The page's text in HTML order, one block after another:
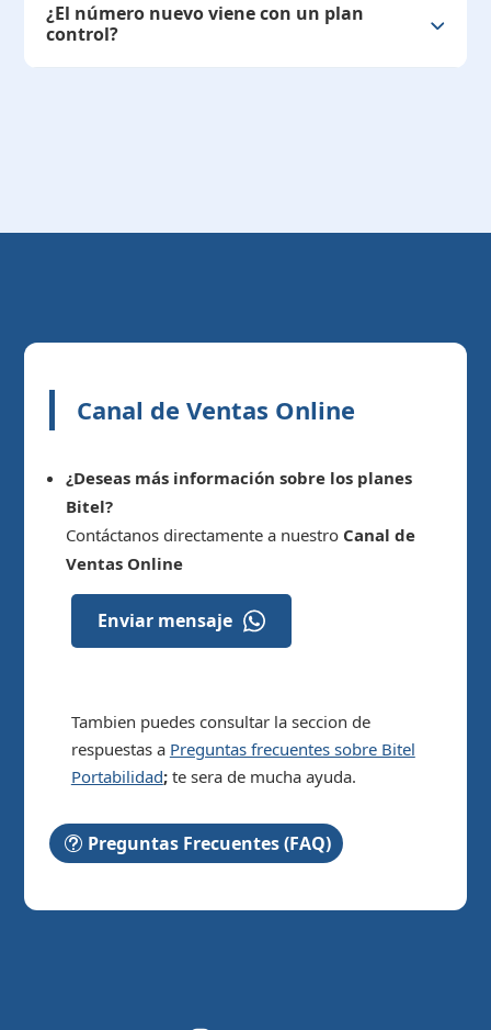
¿El número nuevo viene con un plan
control?
Canal de Ventas Online
¿Deseas más información sobre los planes
Bitel?
Contáctanos directamente a nuestro Canal de
Ventas Online
Enviar mensaje
Tambien puedes consultar la seccion de
respuestas a Preguntas frecuentes sobre Bitel
Portabilidad;te sera de mucha ayuda.
Preguntas Frecuentes (FAQ)